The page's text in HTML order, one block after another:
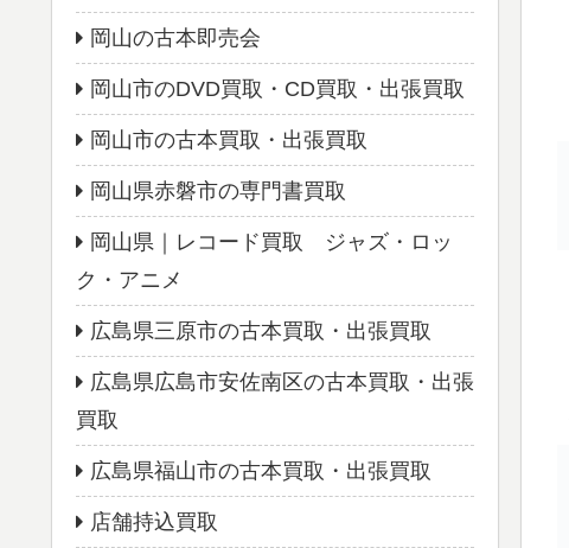
岡山の古本即売会
岡山市のDVD買取・CD買取・出張買取
岡山市の古本買取・出張買取
岡山県赤磐市の専門書買取
岡山県｜レコード買取 ジャズ・ロッ
ク・アニメ
広島県三原市の古本買取・出張買取
広島県広島市安佐南区の古本買取・出張
買取
広島県福山市の古本買取・出張買取
店舗持込買取